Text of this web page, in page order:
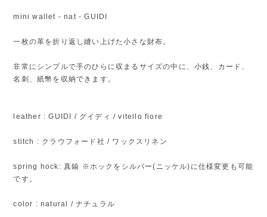
mini wallet - nat - GUIDI
一枚の革を折り返し縫い上げた小さな財布。
非常にシンプルで手のひらに収まるサイズの中に、小銭、カード、
名刺、紙幣を収納できます。
leather : GUIDI / グイディ / vitello fiore
stitch : クラウフォード社 / ワックスリネン
spring hock: 真鍮 ※ホックをシルバー(ニッケル)に仕様変更も可能
です。
color : natural / ナチュラル